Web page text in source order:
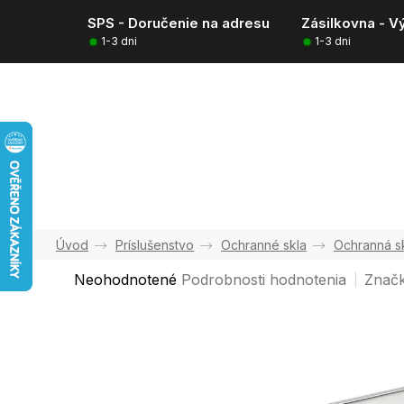
SPS - Doručenie na adresu Zásilkovna -
1-3 dni 1-3 dni
Príslušenstvo Ochranné skla Ochranná
Priemerné
Neohodnotené Podrobnosti hodnotenia